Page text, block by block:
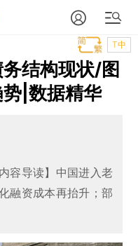
T中
结构现状/图
|数据精华
容导读】中国进入老
融资成本再抬升；部